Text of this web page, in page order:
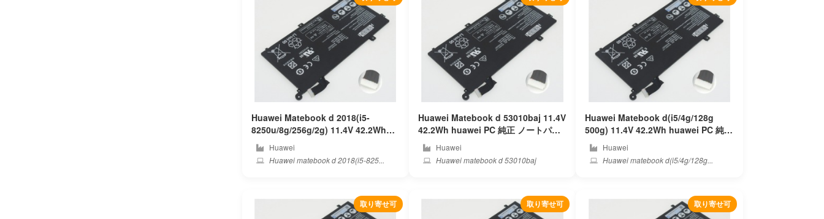
Huawei Matebook d 2018(i5-
8250u/8g/256g/2g) 11.4V 42.2Wh
huawei PC 純正 ノートパソコンバッ
テリー
Huawei
Huawei matebook d 2018(i5-825...
Huawei Matebook d 53010baj 11.4V
42.2Wh huawei PC 純正 ノートパソ
コンバッテリー
Huawei
Huawei matebook d 53010baj
Huawei Matebook d(i5/4g/128g
500g) 11.4V 42.2Wh huawei PC 純正
ノートパソコンバッテリー
Huawei
Huawei matebook d(i5/4g/128g...
取り寄せ可 取り寄せ可 取り寄せ可